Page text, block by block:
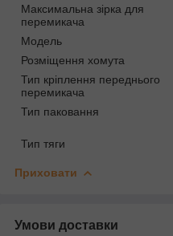
Максимальна зірка для
перемикача
Мoдель
Розміщення хомута
Тип кріплення переднього
перемикача
Тип паковання
Тип тяги
Приховати
Умови доставки